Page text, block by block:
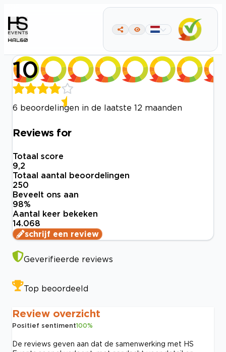
10
6 beoordelingen in de laatste 12 maanden
Reviews for
Totaal score
9,2
Totaal aantal beoordelingen
250
Beveelt ons aan
98%
Aantal keer bekeken
14.068
schrijf een review
Geverifieerde reviews
Top beoordeeld
Review overzicht
Positief sentiment100%
De reviews geven aan dat de samenwerking met HS